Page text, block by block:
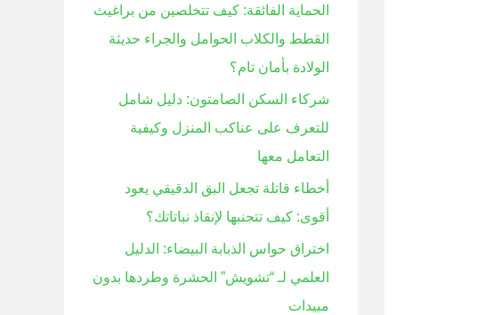
ن
:
الحماية الفائقة: كيف تتخلصين من براغيث
القطط والكلاب الحوامل والجراء حديثة
الولادة بأمان تام؟
شركاء السكن الصامتون: دليل شامل
للتعرف على عناكب المنزل وكيفية
التعامل معها
أخطاء قاتلة تجعل البق الدقيقي يعود
أقوى: كيف تتجنبها لإنقاذ نباتاتك؟
اختراق حواس الذبابة البيضاء: الدليل
العلمي لـ “تشويش” الحشرة وطردها بدون
مبيدات